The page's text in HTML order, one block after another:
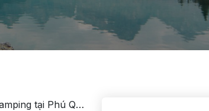
tại Phú Quốc